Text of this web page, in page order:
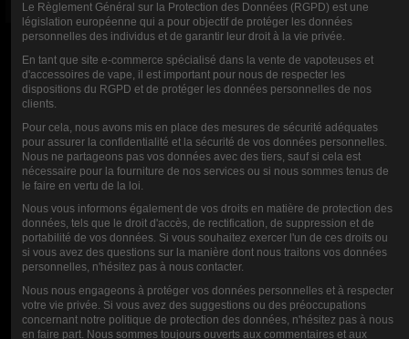
ACCU 35A 18650
3000MAH IMR
EFEST
CHARGEUR
SLIM K1 EFEST
9,90 €
NOTE
COMMENTAIRES (1)
Le Règlement Général sur la Protection des Données (RGPD) est une
législation européenne qui a pour objectif de protéger les données
personnelles des individus et de garantir leur droit à la vie privée.
En tant que site e-commerce spécialisé dans la vente de vapoteuses et
d'accessoires de vape, il est important pour nous de respecter les
dispositions du RGPD et de protéger les données personnelles de nos
clients.
Pour cela, nous avons mis en place des mesures de sécurité adéquates
pour assurer la confidentialité et la sécurité de vos données personnelles.
Nous ne partageons pas vos données avec des tiers, sauf si cela est
nécessaire pour la fourniture de nos services ou si nous sommes tenus de
le faire en vertu de la loi.
Nous vous informons également de vos droits en matière de protection des
données, tels que le droit d'accès, de rectification, de suppression et de
portabilité de vos données. Si vous souhaitez exercer l'un de ces droits ou
si vous avez des questions sur la manière dont nous traitons vos données
personnelles, n'hésitez pas à nous contacter.
Nous nous engageons à protéger vos données personnelles et à respecter
votre vie privée. Si vous avez des suggestions ou des préoccupations
concernant notre politique de protection des données, n'hésitez pas à nous
en faire part. Nous sommes toujours ouverts aux commentaires et aux